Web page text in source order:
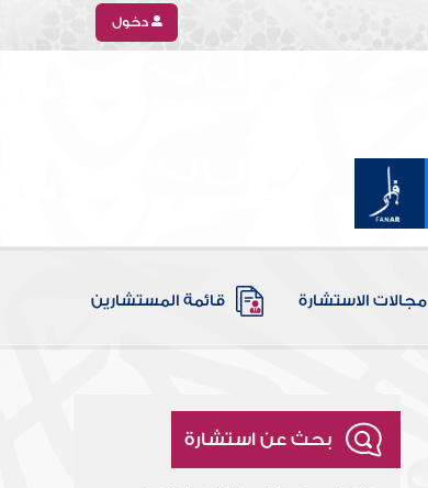
دخول
مجالات الاستشارة قائمة المستشارين
بحث عن استشارة